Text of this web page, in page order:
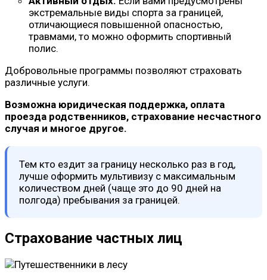
экстремальные виды спорта за границей,
отличающиеся повышенной опасностью,
травмами, то можно оформить спортивный
полис.
Добровольные программы позволяют страховать
различные услуги.
Возможна юридическая поддержка, оплата
проезда родственников, страхование несчастного
случая и многое другое.
Тем кто ездит за границу несколько раз в год,
лучше оформить мультивизу c максимальным
количеством дней (чаще это до 90 дней на
полгода) пребывания за границей.
Страхование частных лиц